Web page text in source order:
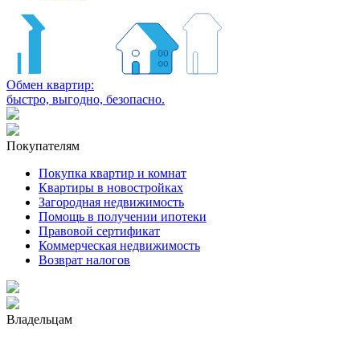
Обмен квартир:
быстро, выгодно, безопасно.
Покупателям
Покупка квартир и комнат
Квартиры в новостройках
Загородная недвижимость
Помощь в получении ипотеки
Правовой сертификат
Коммерческая недвижимость
Возврат налогов
Владельцам